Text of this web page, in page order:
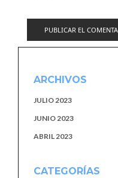
ARCHIVOS
JULIO 2023
JUNIO 2023
ABRIL 2023
CATEGORÍAS